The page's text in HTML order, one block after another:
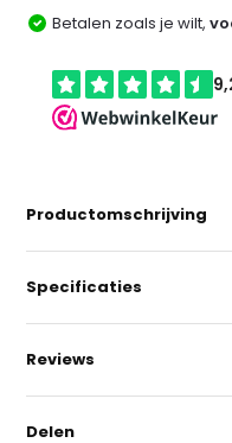
Betalen zoals je wilt,
Productomschrijving
Specificaties
Reviews
Delen